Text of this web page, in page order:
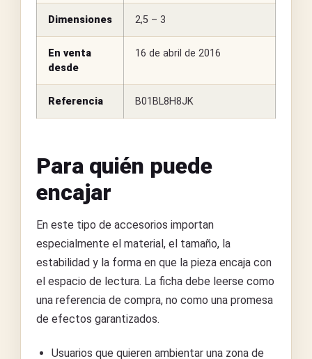
Dimensiones 2,5 – 3
En venta
desde
16 de abril de 2016
Referencia B01BL8H8JK
Para quién puede
encajar
En este tipo de accesorios importan
especialmente el material, el tamaño, la
estabilidad y la forma en que la pieza encaja con
el espacio de lectura. La ficha debe leerse como
una referencia de compra, no como una promesa
de efectos garantizados.
Usuarios que quieren ambientar una zona de